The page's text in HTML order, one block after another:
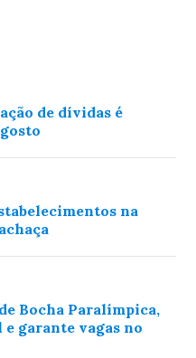
de dívidas é
na
Bocha Paralímpica,
garante vagas no